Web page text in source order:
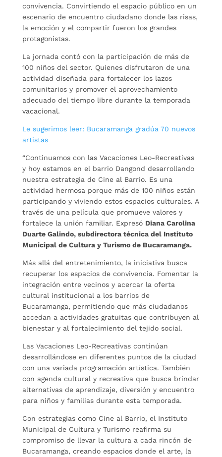
convivencia. Convirtiendo el espacio público en un
escenario de encuentro ciudadano donde las risas,
la emoción y el compartir fueron los grandes
protagonistas.
La jornada contó con la participación de más de
100 niños del sector. Quienes disfrutaron de una
actividad diseñada para fortalecer los lazos
comunitarios y promover el aprovechamiento
adecuado del tiempo libre durante la temporada
vacacional.
Le sugerimos leer: Bucaramanga gradúa 70 nuevos
artistas
“Continuamos con las Vacaciones Leo-Recreativas
y hoy estamos en el barrio Dangond desarrollando
nuestra estrategia de Cine al Barrio. Es una
actividad hermosa porque más de 100 niños están
participando y viviendo estos espacios culturales. A
través de una película que promueve valores y
fortalece la unión familiar. Expresó Diana Carolina
Duarte Galindo, subdirectora técnica del Instituto
Municipal de Cultura y Turismo de Bucaramanga.
Más allá del entretenimiento, la iniciativa busca
recuperar los espacios de convivencia. Fomentar la
integración entre vecinos y acercar la oferta
cultural institucional a los barrios de
Bucaramanga, permitiendo que más ciudadanos
accedan a actividades gratuitas que contribuyen al
bienestar y al fortalecimiento del tejido social.
Las Vacaciones Leo-Recreativas continúan
desarrollándose en diferentes puntos de la ciudad
con una variada programación artística. También
con agenda cultural y recreativa que busca brindar
alternativas de aprendizaje, diversión y encuentro
para niños y familias durante esta temporada.
Con estrategias como Cine al Barrio, el Instituto
Municipal de Cultura y Turismo reafirma su
compromiso de llevar la cultura a cada rincón de
Bucaramanga, creando espacios donde el arte, la